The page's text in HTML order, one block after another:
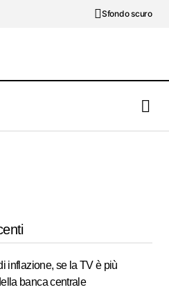
Sfondo scuro
inflazione, se la TV è più
banca centrale